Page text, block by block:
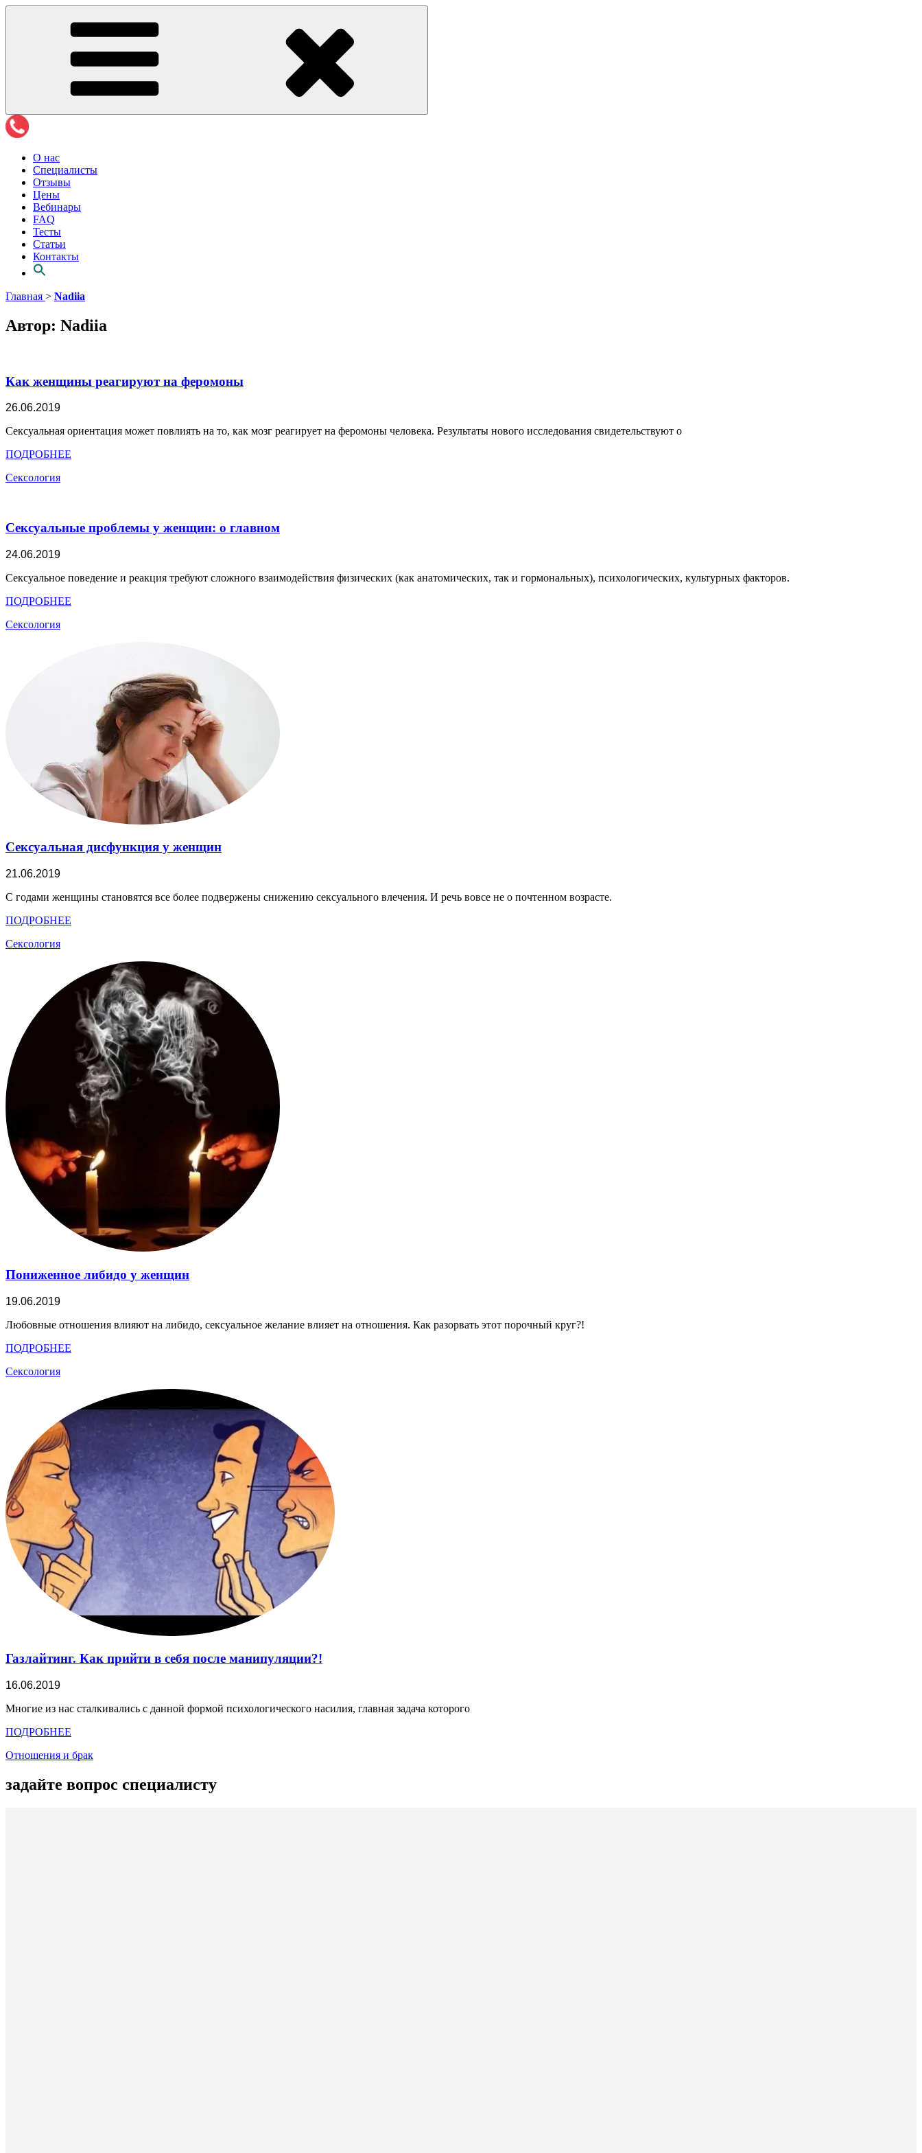
О нас
Специалисты
Отзывы
Цены
Вебинары
FAQ
Тесты
Статьи
Контакты
Перейти
содержимому
СЕКСОЛОГИИ
Просто выбери
Главная > Nadiia
Автор: Nadiia
Как женщины реагируют на феромоны
26.06.2019
Сексуальная ориентация может повлиять на то, как мозг реагирует на феромоны человека. Результаты нового исследования свидетельствуют о
ПОДРОБНЕЕ
Сексология
Сексуальные проблемы у женщин: о главном
24.06.2019
Сексуальное поведение и реакция требуют сложного взаимодействия физических (как анатомических, так и гормональных), психологических, культурных факторов.
ПОДРОБНЕЕ
Сексология
Сексуальная дисфункция у женщин
21.06.2019
С годами женщины становятся все более подвержены снижению сексуального влечения. И речь вовсе не о почтенном возрасте.
ПОДРОБНЕЕ
Сексология
Пониженное либидо у женщин
19.06.2019
Любовные отношения влияют на либидо, сексуальное желание влияет на отношения. Как разорвать этот порочный круг?!
ПОДРОБНЕЕ
Сексология
Газлайтинг. Как прийти в себя после манипуляции?!
16.06.2019
Многие из нас сталкивались с данной формой психологического насилия, главная задача которого
ПОДРОБНЕЕ
Отношения и брак
задайте вопрос специалисту